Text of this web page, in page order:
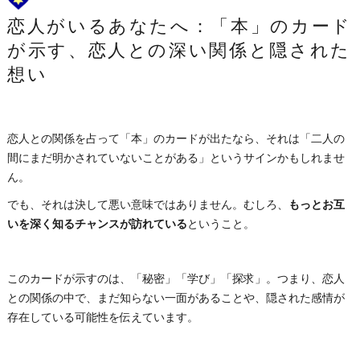
恋人がいるあなたへ：「本」のカード
が示す、恋人との深い関係と隠された
想い
恋人との関係を占って「本」のカードが出たなら、それは「二人の
間にまだ明かされていないことがある」というサインかもしれませ
ん。
でも、それは決して悪い意味ではありません。むしろ、
もっとお互
いを深く知るチャンスが訪れているということ。
このカードが示すのは、「秘密」「学び」「探求」。つまり、恋人
との関係の中で、まだ知らない一面があることや、隠された感情が
存在している可能性を伝えています。